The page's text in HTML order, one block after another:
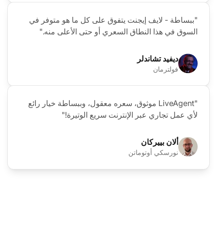
"ببساطة - لايف إيجنت يتفوق على كل ما هو متوفر في
السوق في هذا النطاق السعري أو حتى الأعلى منه."
ديفيد تشاندلر
فولترمان
"LiveAgent موثوق، سعره معقول، وببساطة خيار رائع
لأي عمل تجاري عبر الإنترنت سريع الوتيرة!"
ألان بييركان
نورسكي أوتوماتن